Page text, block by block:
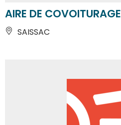
AIRE DE COVOITURAGE
SAISSAC